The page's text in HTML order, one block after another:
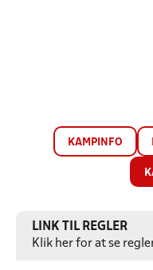
KAMPINFO
LINK TIL REGLER
Klik her for at se